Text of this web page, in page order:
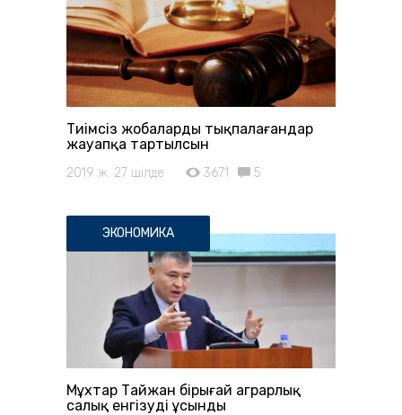
Тиімсіз жобаларды тықпалағандар
жауапқа тартылсын
2019 ж. 27 шілде 3671 5
ЭКОНОМИКА
Мұхтар Тайжан бірыңғай аграрлық
салық енгізуді ұсынды